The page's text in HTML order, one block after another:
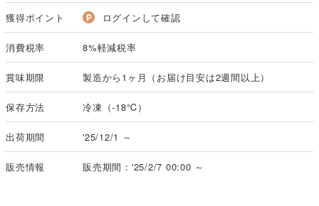
獲得ポイント ログインして確認
消費税率 8%軽減税率
賞味期限 製造から1ヶ月（お届け目安は2週間以上）
保存方法 冷凍（-18℃）
出荷期間 '25/12/1 ～
販売情報 販売期間：'25/2/7 00:00 ～